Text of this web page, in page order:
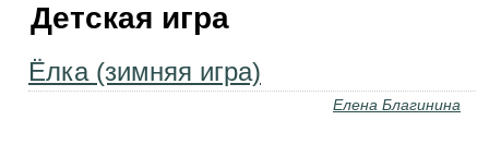
Детская игра
Ёлка (зимняя игра)
Елена Благинина